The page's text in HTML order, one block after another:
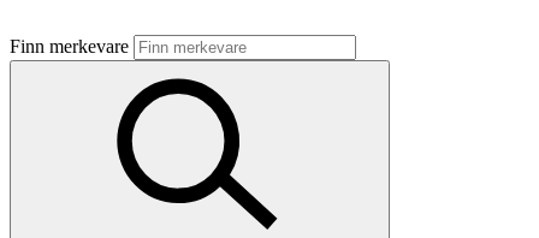
Butikker
Mat og drikke
Aktiviteter
Finn merkevare